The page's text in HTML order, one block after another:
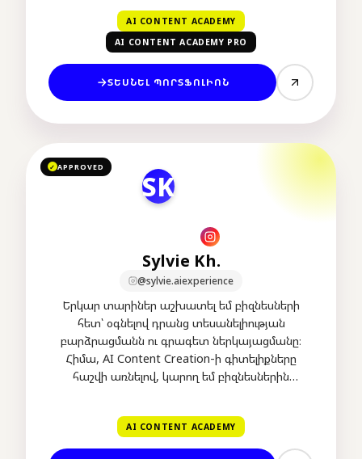
tools, and deliver each project to completion
with clear deadlines.
AI CONTENT ACADEMY
AI CONTENT ACADEMY PRO
ՏԵՍՆԵԼ ՊՈՐՏՖՈԼԻՈՆ
✓ APPROVED
SK
Sylvie Kh.
@sylvie.aiexperience
Երկար տարիներ աշխատել եմ բիզնեսների
հետ՝ օգնելով դրանց տեսանելիության
բարձրացմանն ու գրագետ ներկայացմանը։
Հիմա, AI Content Creation-ի գիտելիքները
հաշվի առնելով, կարող եմ բիզնեսներին
վիզուալների վերածելու ծառայությունը։
AI CONTENT ACADEMY